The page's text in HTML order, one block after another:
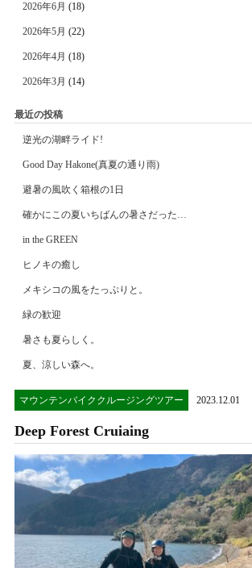
2026年6月 (18)
2026年5月 (22)
2026年4月 (18)
2026年3月 (14)
最近の投稿
逆光の湖畔ライド!
Good Day Hakone(真夏の通り雨)
避暑の風吹く箱根の1日
確かにこの夏いちばんの暑さだった…
in the GREEN
ヒノキの癒し
メキシコの風をたっぷりと。
緑の歓迎
暑さも夏らしく。
夏、涼しい森へ。
マウンテンバイククルージングツアー 2023.12.01
Deep Forest Cruiaing